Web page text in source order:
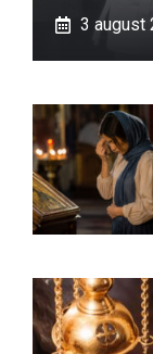
3 august